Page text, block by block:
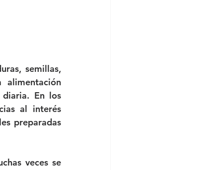
semillas,
En los
al interés
preparadas
veces se